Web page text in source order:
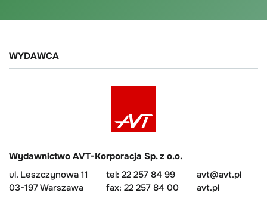
WYDAWCA
Wydawnictwo AVT-Korporacja Sp. z o.o.
ul. Leszczynowa 11
03-197 Warszawa
tel: 22 257 84 99
fax: 22 257 84 00
avt@avt.pl
avt.pl